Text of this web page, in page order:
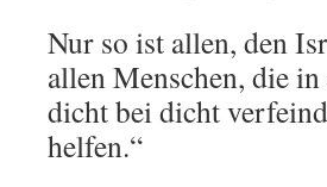
Nur so ist allen, den
allen Menschen, die
dicht bei dicht
helfen.“